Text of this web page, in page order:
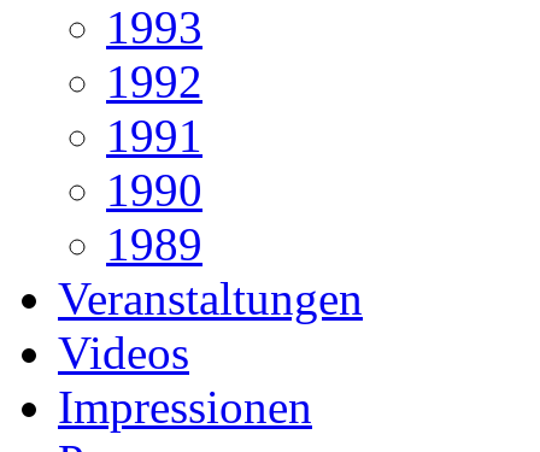
1993
1992
1991
1990
1989
Veranstaltungen
Videos
Impressionen